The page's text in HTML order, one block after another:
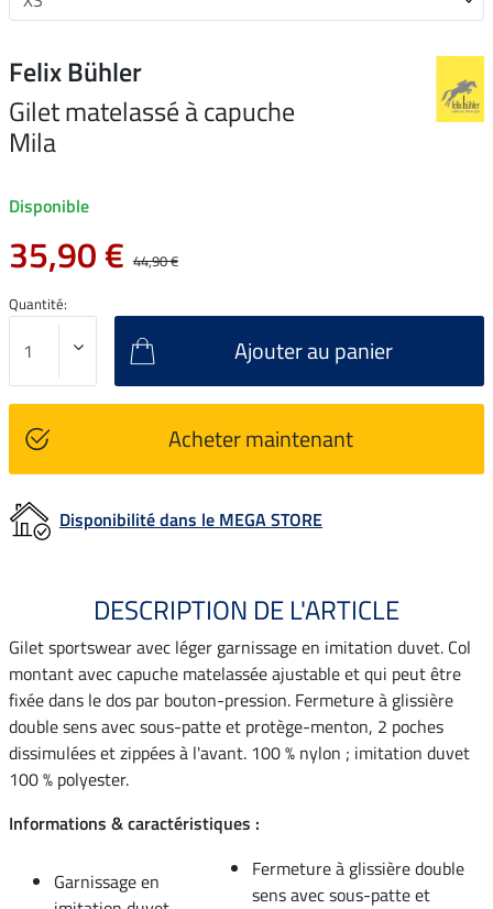
Felix Bühler
Gilet matelassé à capuche
Mila
Disponible
35,90 € 44,90 €
Quantité:
Ajouter au panier
Acheter maintenant
Disponibilité dans le MEGA STORE
DESCRIPTION DE L'ARTICLE
Gilet sportswear avec léger garnissage en imitation duvet. Col
montant avec capuche matelassée ajustable et qui peut être
fixée dans le dos par bouton-pression. Fermeture à glissière
double sens avec sous-patte et protège-menton, 2 poches
dissimulées et zippées à l'avant. 100 % nylon ; imitation duvet
100 % polyester.
Informations & caractéristiques :
Garnissage en
Fermeture à glissière double
sens avec sous-patte et